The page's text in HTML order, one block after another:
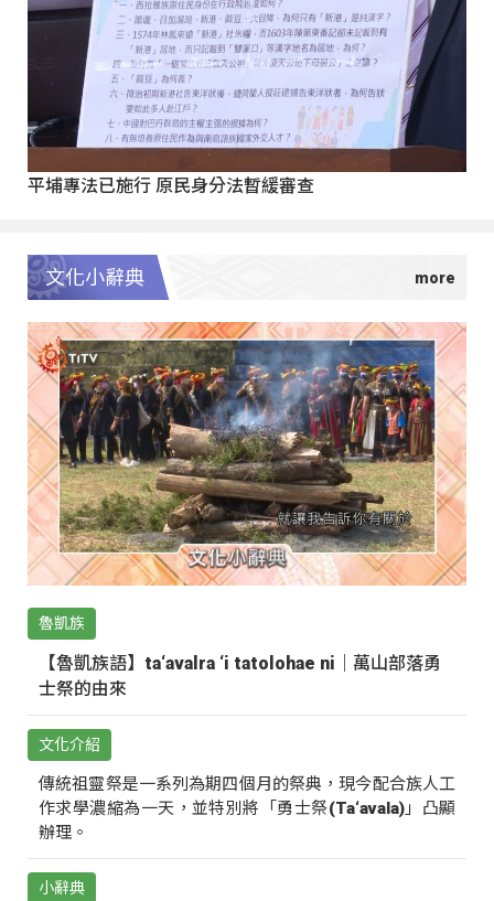
平埔專法已施行 原民身分法暫緩審查
文化小辭典
魯凱族
【魯凱族語】ta‘avalra ‘i tatolohae ni｜萬山部落勇
士祭的由來
文化介紹
傳統祖靈祭是一系列為期四個月的祭典，現今配合族人工
作求學濃縮為一天，並特別將「勇士祭(Ta‘avala)」凸顯
辦理。
小辭典